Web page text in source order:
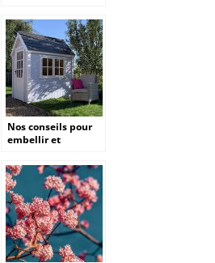
du printemps
Nos conseils pour
embellir et
jardin.